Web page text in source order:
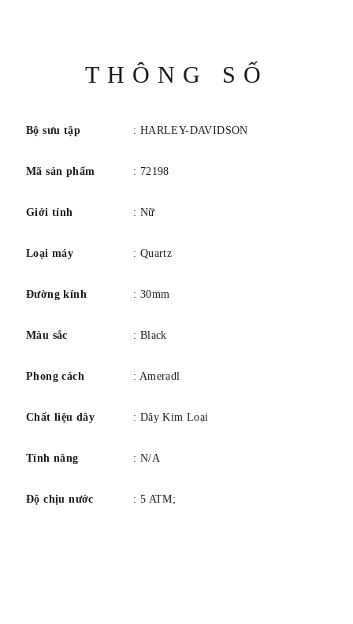
Bảo hành có giới hạn 2 năm
THÔNG SỐ
Bộ sưu tập : HARLEY-DAVIDSON
Mã sản phẩm : 72198
Giới tính : Nữ
Loại máy : Quartz
Đường kính : 30mm
Màu sắc : Black
Phong cách : Ameradl
Chất liệu dây : Dây Kim Loại
Tính năng : N/A
Độ chịu nước : 5 ATM;